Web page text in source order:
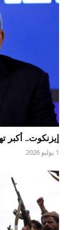
إيزنكوت.. أكبر
1 يوليو 2026